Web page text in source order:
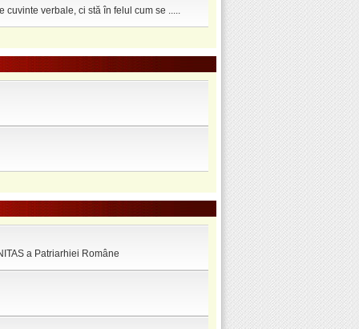
verbale, ci stă în felul cum se .....
a Patriarhiei Române